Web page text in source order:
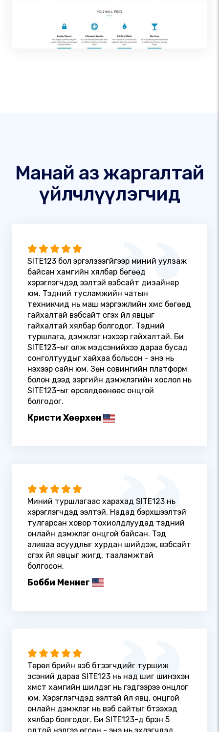
Манай аз жаргалтай
үйлчлүүлэгчид
SITE123 бол эргэлзээгүйгээр миний уулзаж
байсан хамгийн хялбар бөгөөд
хэрэглэгчдэд ээлтэй вэбсайт дизайнер
юм. Тэдний тусламжийн чатын
техникчид нь маш мэргэжлийн хүмүүс бөгөөд
гайхалтай вэбсайт үүсгэх үйл явцыг
гайхалтай хялбар болгодог. Тэдний
туршлага, дэмжлэг үнэхээр гайхалтай. Би
SITE123-ыг олж мэдсэнийхээ дараа бусад
сонголтуудыг хайхаа больсон - энэ нь
үнэхээр сайн юм. Зөн совингийн платформ
болон дээд зэргийн дэмжлэгийн хослол нь
SITE123-ыг өрсөлдөөнөөс онцгой
болгодог.
Кристи Хөөрхөн
Миний туршлагаас харахад SITE123 нь
хэрэглэгчдэд ээлтэй. Надад бэрхшээлтэй
тулгарсан ховор тохиолдлуудад тэдний
онлайн дэмжлэг онцгой байсан. Тэд
аливаа асуудлыг хурдан шийдэж, вэбсайт
үүсгэх үйл явцыг жигд, тааламжтай
болгосон.
Бобби Меннег
Төрөл бүрийн вэб бүтээгчдийг туршиж
үзсэний дараа SITE123 нь над шиг шинэхэн
хүмүүст хамгийн шилдэг нь гэдгээрээ онцлог
юм. Хэрэглэгчдэд ээлтэй үйл явц, онцгой
онлайн дэмжлэг нь вэб сайтыг бүтээхэд
хялбар болгодог. Би SITE123-д бүрэн 5